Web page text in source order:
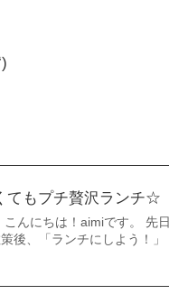
てもプチ贅沢ランチ☆
んにちは！aimiです。 先日
後、「ランチにしよう！」